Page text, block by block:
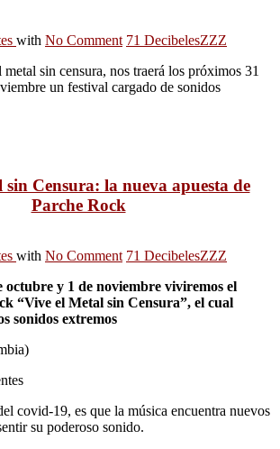
with No Comment 71 DecibelesZZZ
sin censura, nos traerá los próximos 31
un festival cargado de sonidos
sin Censura: la nueva apuesta de
Parche Rock
with No Comment 71 DecibelesZZZ
octubre y 1 de noviembre viviremos el
“Vive el Metal sin Censura”, el cual
sonidos extremos
covid-19, es que la música encuentra nuevos
su poderoso sonido.